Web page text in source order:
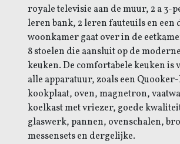
royale televisie aan de muur, 2 a 3-
leren bank, 2 leren fauteuils en een
woonkamer gaat over in de
8 stoelen die aansluit op de
keuken. De comfortabele keuken is
alle apparatuur, zoals een
kookplaat, oven, magnetron,
koelkast met vriezer, goede
glaswerk, pannen, ovenschalen,
messensets en dergelijke.